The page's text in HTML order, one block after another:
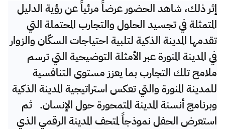
إثر ذلك، شاهد الحضور عرضاً مرئياً عن رؤية الدليل
المتمثلة في تجسيد الحلول والتجارب المحتملة التي
تقدمها المدينة الذكية لتلبية احتياجات السكّان والزوار
في المدينة المنورة عبر الأمثلة التوضيحية التي ترسم
ملامح تلك التجارب بما يعزز مستوى التنافسية
للمدينة المنورة والتي تعكس استراتيجية المدينة الذكية
وبرنامج أنسنة المدينة المتمحورة حول الإنسان. ثم
استعرض الحفل نموذجاً لمتحف المدينة الرقمي الذي